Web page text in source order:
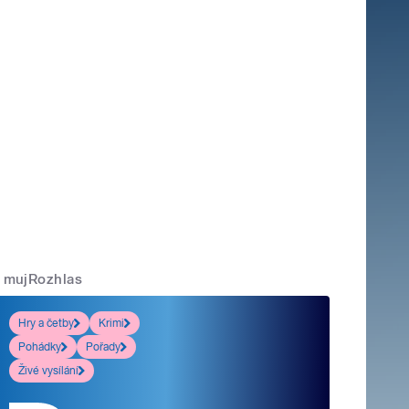
mujRozhlas
Hry a četby
Krimi
Pohádky
Pořady
Živé vysílání